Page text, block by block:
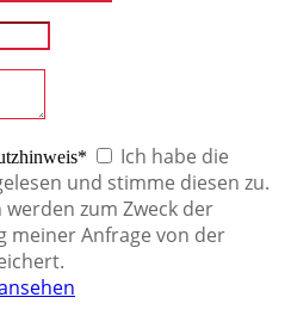
Ich habe die
und stimme diesen zu.
zum Zweck der
meiner Anfrage von der